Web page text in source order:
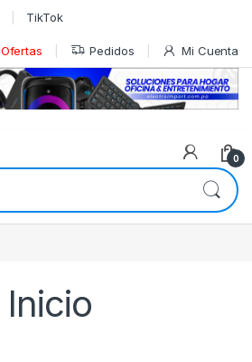
TikTok
Ofertas Pedidos Mi Cuenta
0
Inicio